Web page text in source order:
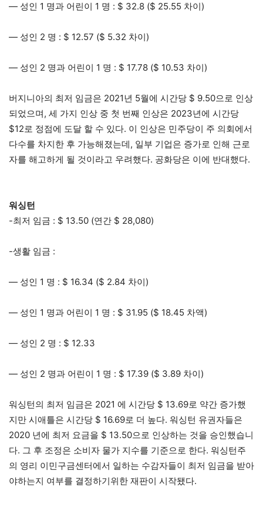
— 성인 1 명과 어린이 1 명 : $ 32.8 ($ 25.55 차이)
— 성인 2 명 : $ 12.57 ($ 5.32 차이)
— 성인 2 명과 어린이 1 명 : $ 17.78 ($ 10.53 차이)
버지니아의 최저 임금은 2021년 5월에 시간당 $ 9.50으로 인상
되었으며, 세 가지 인상 중 첫 번째 인상은 2023년에 시간당
$12로 정점에 도달 할 수 있다. 이 인상은 민주당이 주 의회에서
다수를 차지한 후 가능해졌는데, 일부 기업은 증가로 인해 근로
자를 해고하게 될 것이라고 우려했다. 공화당은 이에 반대했다.
워싱턴
-최저 임금 : $ 13.50 (연간 $ 28,080)
-생활 임금 :
— 성인 1 명 : $ 16.34 ($ 2.84 차이)
— 성인 1 명과 어린이 1 명 : $ 31.95 ($ 18.45 차액)
— 성인 2 명 : $ 12.33
— 성인 2 명과 어린이 1 명 : $ 17.39 ($ 3.89 차이)
워싱턴의 최저 임금은 2021 에 시간당 $ 13.69로 약간 증가했
지만 시애틀은 시간당 $ 16.69로 더 높다. 워싱턴 유권자들은
2020 년에 최저 요금을 $ 13.50으로 인상하는 것을 승인했습니
다. 그 후 조정은 소비자 물가 지수를 기준으로 한다. 워싱턴주
의 영리 이민구금센터에서 일하는 수감자들이 최저 임금을 받아
야하는지 여부를 결정하기위한 재판이 시작됐다.